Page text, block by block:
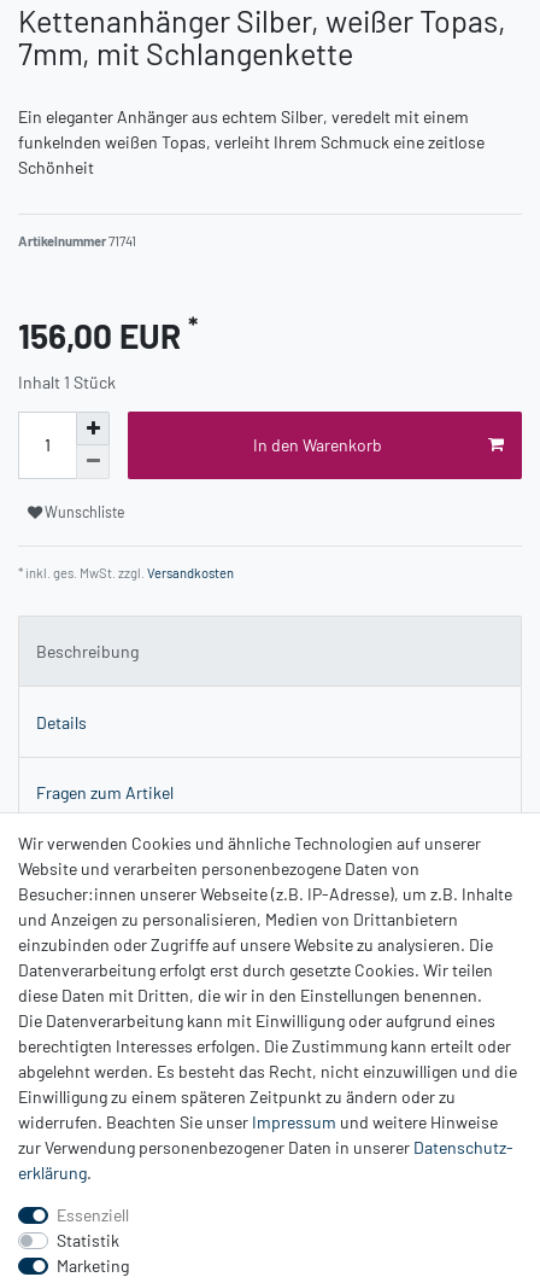
Kettenanhänger Silber, weißer Topas,
7mm, mit Schlangenkette
Ein eleganter Anhänger aus echtem Silber, veredelt mit einem
funkelnden weißen Topas, verleiht Ihrem Schmuck eine zeitlose
Schönheit
Artikelnummer71741
156,00 EUR *
Inhalt 1 Stück
In den Warenkorb
Wunschliste
* inkl. ges. MwSt. zzgl. Versandkosten
Beschreibung
Details
Fragen zum Artikel
Die Kombination von glänzendemSilberund dem leuchtenden
Edelsteinschafft ein ansprechendes Design, das Eleganz und
Raffinesse ausstrahlt. Ein Schmuckstück für besondere Momente,
das mit seiner schlichten Schönheit alle Blicke auf sich zieht.
Zahlung
Versand
Daten­schutz­erklärung
AGB
Hinweis zur Batterieentsorgung
Erklärung zur Barrierefreiheit
Wir verwenden Cookies und ähnliche Technologien auf unserer
Website und verarbeiten personenbezogene Daten von
Besucher:innen unserer Webseite (z.B. IP-Adresse), um z.B. Inhalte
und Anzeigen zu personalisieren, Medien von Drittanbietern
einzubinden oder Zugriffe auf unsere Website zu analysieren. Die
Datenverarbeitung erfolgt erst durch gesetzte Cookies. Wir teilen
diese Daten mit Dritten, die wir in den Einstellungen benennen.
Die Datenverarbeitung kann mit Einwilligung oder aufgrund eines
berechtigten Interesses erfolgen. Die Zustimmung kann erteilt oder
abgelehnt werden. Es besteht das Recht, nicht einzuwilligen und die
Einwilligung zu einem späteren Zeitpunkt zu ändern oder zu
widerrufen. Beachten Sie unser Impressum und weitere Hinweise
zur Verwendung personenbezogener Daten in unserer Daten­schutz­
erklärung.
Essenziell
Statistik
Marketing